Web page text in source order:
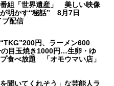
組「世界遺産」 美しい映像
明かす“秘話” 8月7日
ブ配信
円、ラーメン600
の目玉焼き1000円…生卵・ゆ
食べ放題 「オモウマい店」
を聞いてくれそう」な芸能人ラ